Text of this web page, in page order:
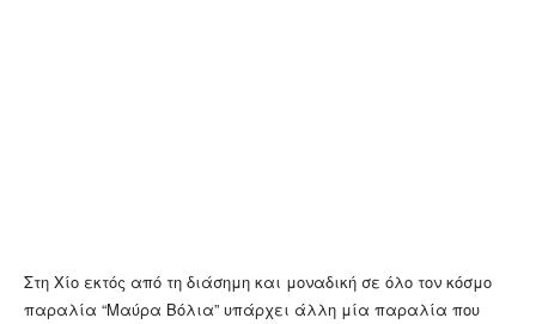
Στη Χίο εκτός από τη διάσημη και μοναδική σε όλο τον κόσμο
παραλία “Μαύρα Βόλια” υπάρχει άλλη μία παραλία που